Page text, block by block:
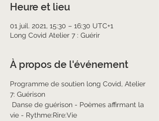
Heure et lieu
01 juil. 2021, 15:30 – 16:30 UTC+1
Long Covid Atelier 7 : Guérir
À propos de l'événement
Programme de soutien long Covid, Atelier
7: Guérison
vie - Rythme:Rire:Vie